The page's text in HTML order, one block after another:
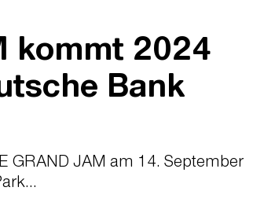
kommt 2024
Bank
GRAND JAM am 14. September